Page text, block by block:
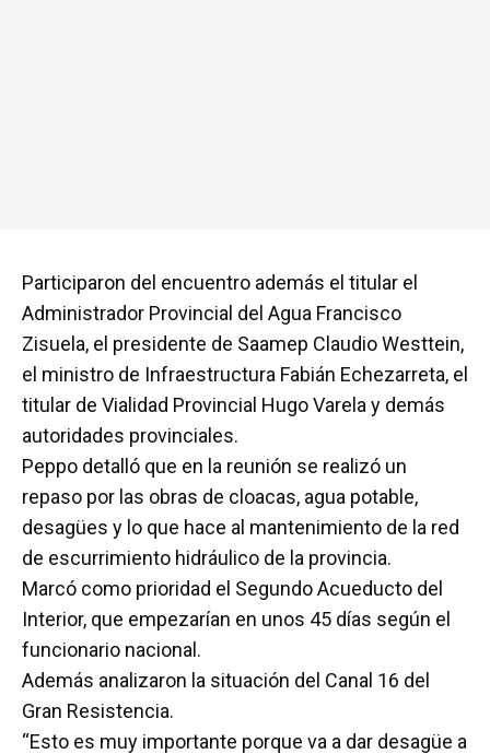
Participaron del encuentro además el titular el
Administrador Provincial del Agua Francisco
Zisuela, el presidente de Saamep Claudio Westtein,
el ministro de Infraestructura Fabián Echezarreta, el
titular de Vialidad Provincial Hugo Varela y demás
autoridades provinciales.
Peppo detalló que en la reunión se realizó un
repaso por las obras de cloacas, agua potable,
desagües y lo que hace al mantenimiento de la red
de escurrimiento hidráulico de la provincia.
Marcó como prioridad el Segundo Acueducto del
Interior, que empezarían en unos 45 días según el
funcionario nacional.
Además analizaron la situación del Canal 16 del
Gran Resistencia.
“Esto es muy importante porque va a dar desagüe a